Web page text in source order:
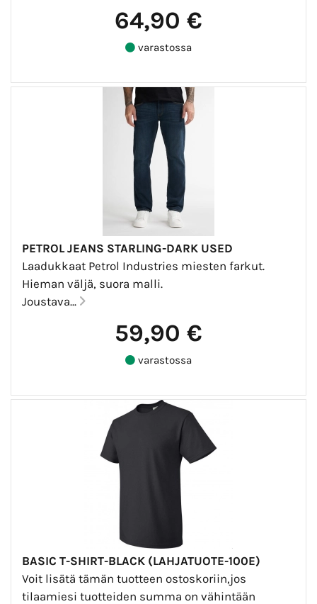
64,90 €
varastossa
PETROL JEANS STARLING-DARK USED
Laadukkaat Petrol Industries miesten farkut.
Hieman väljä, suora malli.
Joustava...
59,90 €
varastossa
BASIC T-SHIRT-BLACK (LAHJATUOTE-100E)
Voit lisätä tämän tuotteen ostoskoriin,jos
tilaamiesi tuotteiden summa on vähintään